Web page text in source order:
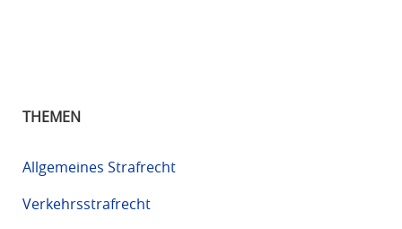
THEMEN
Allgemeines Strafrecht
Verkehrsstrafrecht